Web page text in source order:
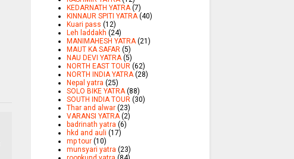
KEDARNATH YATRA (7)
KINNAUR SPITI YATRA (40)
Kuari pass (12)
Leh laddakh (24)
MANIMAHESH YATRA (21)
MAUT KA SAFAR (5)
NAU DEVI YATRA (5)
NORTH EAST TOUR (62)
NORTH INDIA YATRA (28)
Nepal yatra (25)
SOLO BIKE YATRA (88)
SOUTH INDIA TOUR (30)
Thar and alwar (23)
VARANSI YATRA (2)
badrinath yatra (6)
hkd and auli (17)
mp tour (10)
munsyari yatra (23)